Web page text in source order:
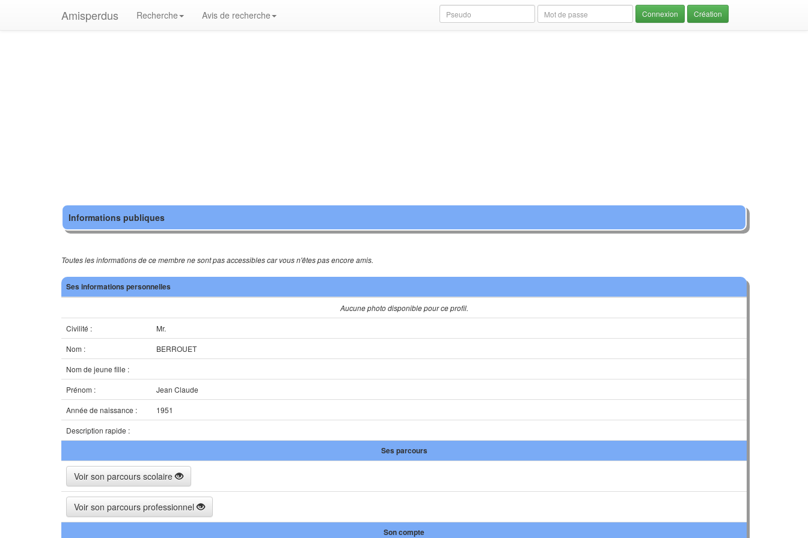
Amisperdus Recherche Avis de recherche Création
Informations publiques
Toutes les informations de ce membre ne sont pas accessibles car vous n'êtes pas encore amis.
Ses informations personnelles
Aucune photo disponible pour ce profil.
Civilité :
Mr.
Nom :
BERROUET
Nom de jeune fille :
Prénom :
Jean Claude
Année de naissance :
1951
Description rapide :
Ses parcours
Voir son parcours scolaire
Voir son parcours professionnel
Son compte